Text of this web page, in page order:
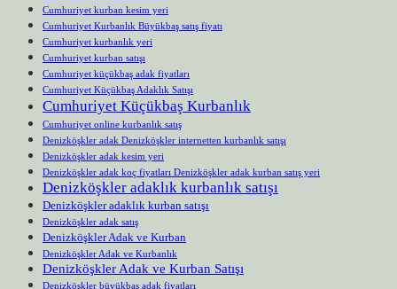
Cumhuriyet kurban kesim yeri
Cumhuriyet Kurbanlık Büyükbaş satış fiyatı
Cumhuriyet kurbanlık yeri
Cumhuriyet kurban satışı
Cumhuriyet küçükbaş adak fiyatları
Cumhuriyet Küçükbaş Adaklık Satışı
Cumhuriyet Küçükbaş Kurbanlık
Cumhuriyet online kurbanlık satış
Denizköşkler adak Denizköşkler internetten kurbanlık satışı
Denizköşkler adak kesim yeri
Denizköşkler adak koç fiyatları Denizköşkler adak kurban satış yeri
Denizköşkler adaklık kurbanlık satışı
Denizköşkler adaklık kurban satışı
Denizköşkler adak satış
Denizköşkler Adak ve Kurban
Denizköşkler Adak ve Kurbanlık
Denizköşkler Adak ve Kurban Satışı
Denizköşkler büyükbaş adak fiyatları